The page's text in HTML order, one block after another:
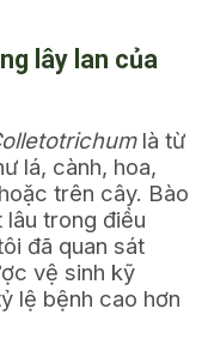
lây lan của
là từ
lá, cành, hoa,
trên cây. Bào
trong điều
đã quan sát
vệ sinh kỹ
lệ bệnh cao hơn